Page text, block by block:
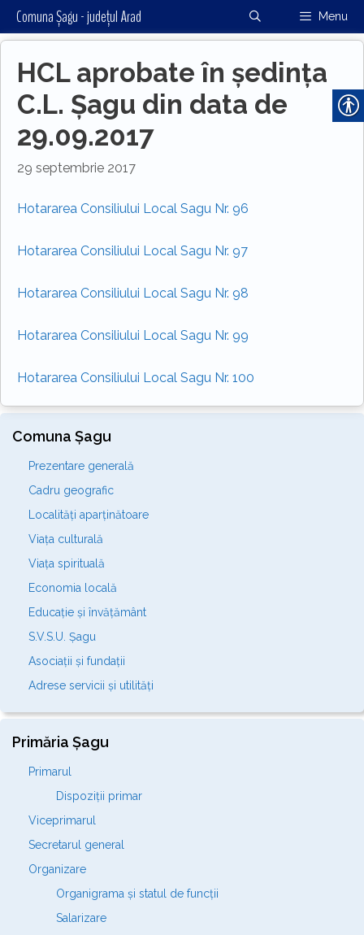
Sari
la
Comuna Șagu - județul Arad Menu
HCL aprobate în ședința
C.L. Șagu din data de
29.09.2017
29 septembrie 2017
Hotararea Consiliului Local Sagu Nr. 96
Hotararea Consiliului Local Sagu Nr. 97
Hotararea Consiliului Local Sagu Nr. 98
Hotararea Consiliului Local Sagu Nr. 99
Hotararea Consiliului Local Sagu Nr. 100
Comuna Șagu
Prezentare generală
Cadru geografic
Localități aparținătoare
Viața culturală
Viața spirituală
Economia locală
Educație și învățământ
S.V.S.U. Șagu
Asociații și fundații
Adrese servicii și utilități
Primăria Șagu
Primarul
Dispoziții primar
Viceprimarul
Secretarul general
Organizare
Organigrama și statul de funcții
Salarizare